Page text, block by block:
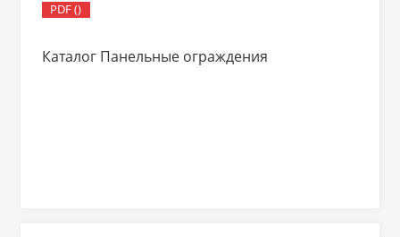
PDF ()
Каталог Панельные ограждения